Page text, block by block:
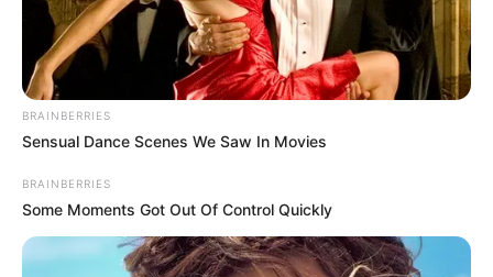
cuenta antes de proceder, ya que los conjuntos
residenciales están sujetos a normas que buscan
preservar la armonía estética del inmueble y garantizar la
seguridad.
BRAINBERRIES
Sensual Dance Scenes We Saw In Movies
BRAINBERRIES
Some Moments Got Out Of Control Quickly